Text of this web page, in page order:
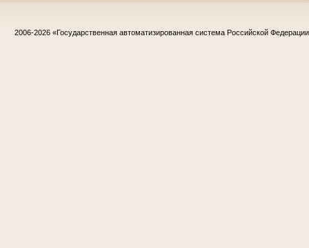
2006-2026 «Государственная автоматизированная система Российской